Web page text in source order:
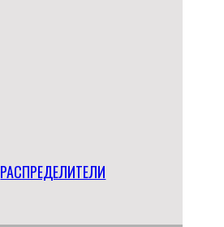
РАСПРЕДЕЛИТЕЛИ